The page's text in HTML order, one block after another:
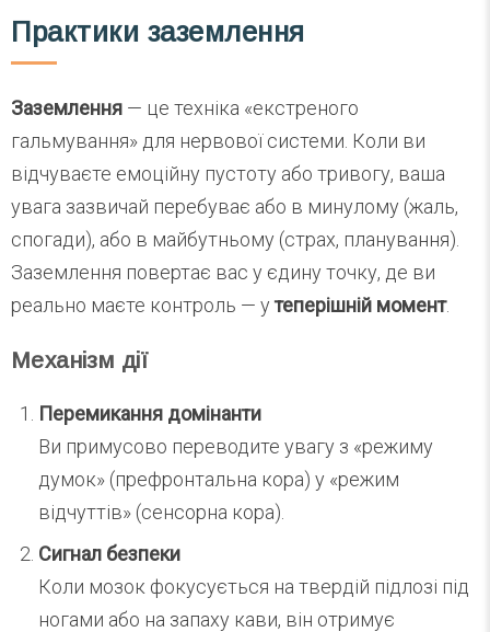
Практики заземлення
Заземлення — це техніка «екстреного
гальмування» для нервової системи. Коли ви
відчуваєте емоційну пустоту або тривогу, ваша
увага зазвичай перебуває або в минулому (жаль,
спогади), або в майбутньому (страх, планування).
Заземлення повертає вас у єдину точку, де ви
реально маєте контроль — утеперішній момент.
Механізм дії
Перемикання домінанти
Ви примусово переводите увагу з «режиму
думок» (префронтальна кора) у «режим
відчуттів» (сенсорна кора).
Сигнал безпеки
Коли мозок фокусується на твердій підлозі під
ногами або на запаху кави, він отримує